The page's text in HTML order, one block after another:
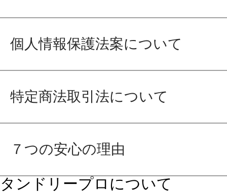
個人情報保護法案について
特定商法取引法について
７つの安心の理由
タンドリープロについて